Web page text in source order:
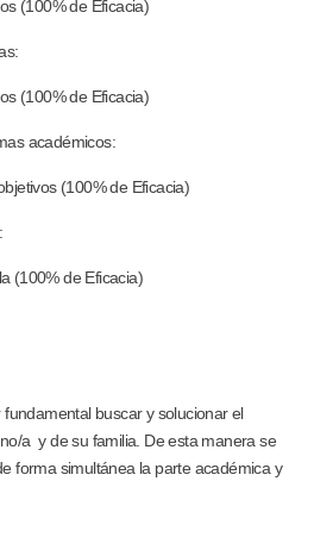
(100% de Eficacia)
(100% de Eficacia)
académicos:
(100% de Eficacia)
(100% de Eficacia)
buscar y solucionar el
a y de su familia. De esta manera se
forma simultánea la parte académica y